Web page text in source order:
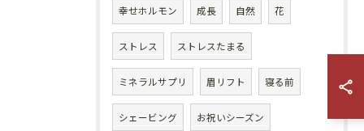
幸せホルモン 成長 自然 花
ストレス ストレスたまる
ミネラルサプリ 眉リフト 寝る前
シェービング お祝いシーズン